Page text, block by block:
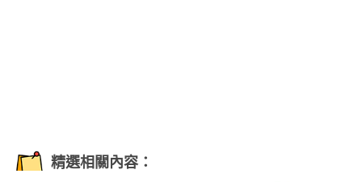
精選相關內容：